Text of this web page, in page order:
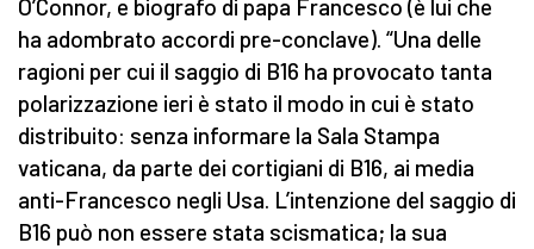
O’Connor, e biografo di papa Francesco (è lui che
ha adombrato accordi pre-conclave). “Una delle
ragioni per cui il saggio di B16 ha provocato tanta
polarizzazione ieri è stato il modo in cui è stato
distribuito: senza informare la Sala Stampa
vaticana, da parte dei cortigiani di B16, ai media
anti-Francesco negli Usa. L’intenzione del saggio di
B16 può non essere stata scismatica; la sua